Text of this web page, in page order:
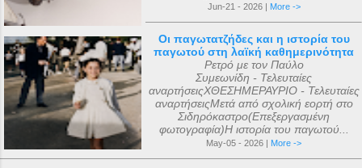
Jun-21 - 2026 | More ->
Οι παγωτατζήδες και η ιστορία του
παγωτού στη λαϊκή καθημερινότητα
Ρετρό με τον Παύλο
Συμεωνίδη - Τελευταίες
αναρτήσειςΧΘΕΣΗΜΕΡΑΥΡΙΟ - Τελευταίες
αναρτήσειςΜετά από σχολική εορτή στο
Σιδηρόκαστρο(Επεξεργασμένη
φωτογραφία)Η ιστορία του παγωτού...
May-05 - 2026 | More ->